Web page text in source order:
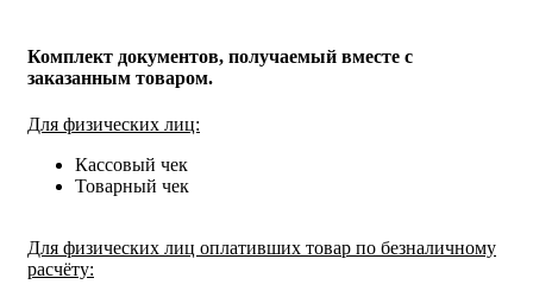
Комплект документов, получаемый вместе с
заказанным товаром.
Для физических лиц:
Кассовый чек
Товарный чек
Для физических лиц оплативших товар по безналичному
расчёту: